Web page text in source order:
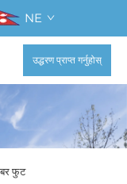
NE
उद्धरण प्राप्त गर्नुहोस्
फुट